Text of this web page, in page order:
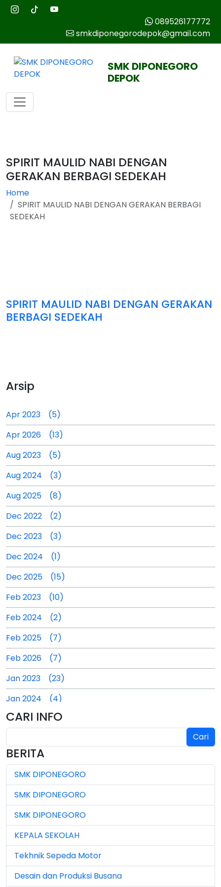
089526177772
smkdiponegorodepok@gmail.com
SMK DIPONEGORO
DEPOK
SPIRIT MAULID NABI DENGAN
GERAKAN BERBAGI SEDEKAH
Home
SPIRIT MAULID NABI DENGAN GERAKAN BERBAGI
SEDEKAH
SPIRIT MAULID NABI DENGAN GERAKAN
BERBAGI SEDEKAH
Arsip
Apr 2023 (5)
Apr 2026 (13)
Aug 2023 (5)
Aug 2024 (3)
Aug 2025 (8)
Dec 2022 (2)
Dec 2023 (3)
Dec 2024 (1)
Dec 2025 (15)
Feb 2023 (10)
Feb 2024 (2)
Feb 2025 (7)
Feb 2026 (7)
Jan 2023 (23)
Jan 2024 (4)
Jan 2025 (4)
Jul 2025 (3)
Jul 2026 (4)
Jun 2023 (7)
Jun 2024 (3)
Jun 2025 (1)
Jun 2026 (5)
Mar 2023 (8)
CARI INFO
Cari
BERITA
SMK DIPONEGORO
SMK DIPONEGORO
SMK DIPONEGORO
KEPALA SEKOLAH
Tekhnik Sepeda Motor
Desain dan Produksi Busana